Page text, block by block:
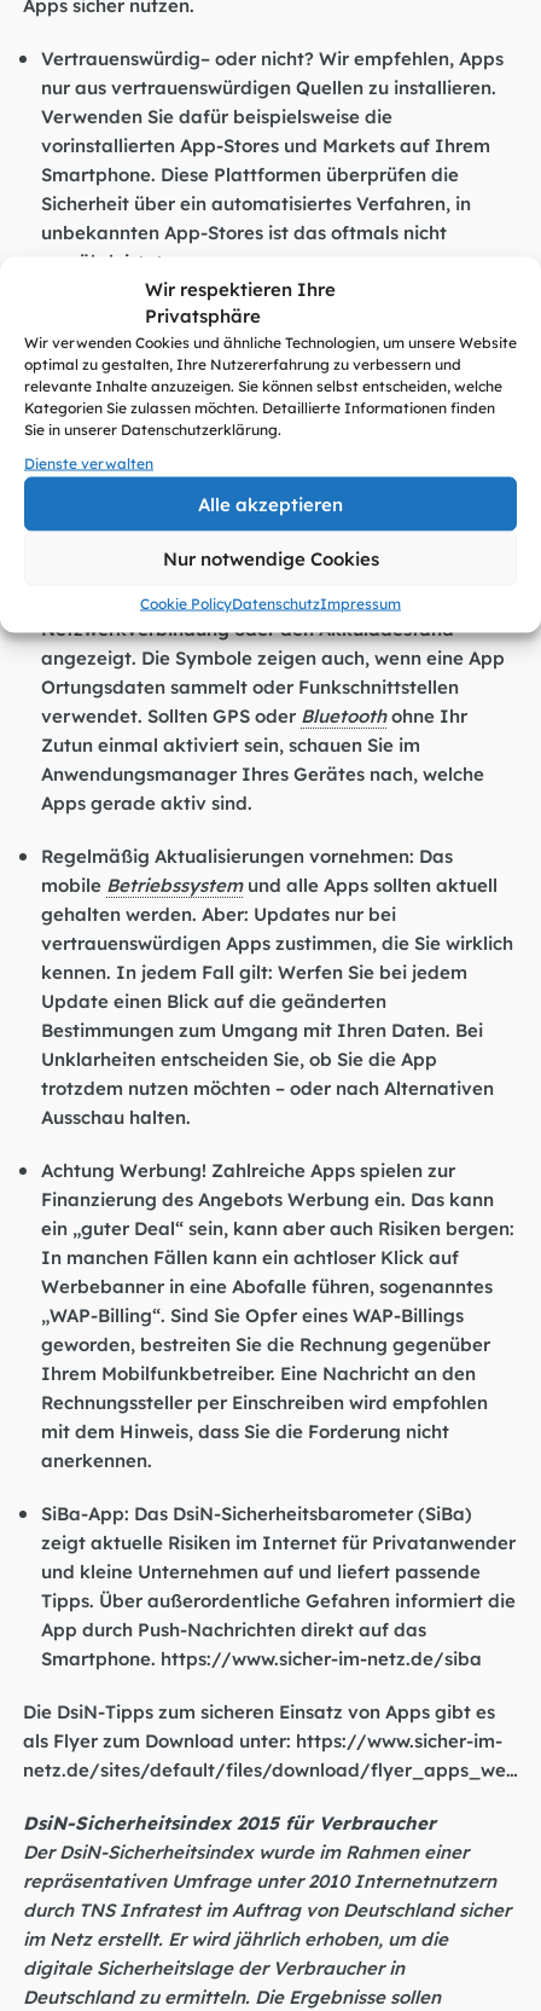
Wir respektieren Ihre
Privatsphäre
Wir verwenden Cookies und ähnliche Technologien, um unsere Website
optimal zu gestalten, Ihre Nutzererfahrung zu verbessern und
relevante Inhalte anzuzeigen. Sie können selbst entscheiden, welche
Kategorien Sie zulassen möchten. Detaillierte Informationen finden
Sie in unserer Datenschutzerklärung.
Dienste verwalten
Alle akzeptieren
Nur notwendige Cookies
Cookie PolicyDatenschutzImpressum
Vertrauenswürdig– oder nicht? Wir empfehlen, Apps
nur aus vertrauenswürdigen Quellen zu installieren.
Verwenden Sie dafür beispielsweise die
vorinstallierten App-Stores und Markets auf Ihrem
Smartphone. Diese Plattformen überprüfen die
Sicherheit über ein automatisiertes Verfahren, in
unbekannten App-Stores ist das oftmals nicht
gewährleistet.
Prüfen Sie den Zugriff der App auf Ihr System: Dies
können Sie über „Einstellungen“ meist einfach
einsehen. Nehmen Sie sich die Zeit, auch die
Allgemeinen Geschäftsbedingungen (AGBs) vor einer
Installation zu lesen. Wenn Sie nicht alles verstehen,
im Zweifel auch mal nach einer Alternative suchen.
Symbole richtig deuten: Beobachten Sie die
Diese können Sie am oberen Bildschirmrand
einsehen. Hier werden Informationen über die
Netzwerkverbindung oder den Akkuladestand
angezeigt. Die Symbole zeigen auch, wenn eine App
Ortungsdaten sammelt oder Funkschnittstellen
verwendet. Sollten GPS oder Bluetoothohne Ihr
Zutun einmal aktiviert sein, schauen Sie im
Anwendungsmanager Ihres Gerätes nach, welche
Apps gerade aktiv sind.
Regelmäßig Aktualisierungen vornehmen: Das
mobile Betriebssystemund alle Apps sollten aktuell
gehalten werden. Aber: Updates nur bei
vertrauenswürdigen Apps zustimmen, die Sie wirklich
kennen. In jedem Fall gilt: Werfen Sie bei jedem
Update einen Blick auf die geänderten
Bestimmungen zum Umgang mit Ihren Daten. Bei
Unklarheiten entscheiden Sie, ob Sie die App
trotzdem nutzen möchten – oder nach Alternativen
Ausschau halten.
Achtung Werbung! Zahlreiche Apps spielen zur
Finanzierung des Angebots Werbung ein. Das kann
ein „guter Deal“ sein, kann aber auch Risiken bergen:
In manchen Fällen kann ein achtloser Klick auf
Werbebanner in eine Abofalle führen, sogenanntes
„WAP-Billing“. Sind Sie Opfer eines WAP-Billings
geworden, bestreiten Sie die Rechnung gegenüber
Ihrem Mobilfunkbetreiber. Eine Nachricht an den
Rechnungssteller per Einschreiben wird empfohlen
mit dem Hinweis, dass Sie die Forderung nicht
anerkennen.
SiBa-App: Das DsiN-Sicherheitsbarometer (SiBa)
zeigt aktuelle Risiken im Internet für Privatanwender
und kleine Unternehmen auf und liefert passende
Tipps. Über außerordentliche Gefahren informiert die
App durch Push-Nachrichten direkt auf das
Smartphone. https://www.sicher-im-netz.de/siba
Die DsiN-Tipps zum sicheren Einsatz von Apps gibt es
als Flyer zum Download unter: https://www.sicher-im-
netz.de/sites/default/files/download/flyer_apps_we…
DsiN-Sicherheitsindex 2015 für Verbraucher
Der DsiN-Sicherheitsindex wurde im Rahmen einer
repräsentativen Umfrage unter 2010 Internetnutzern
durch TNS Infratest im Auftrag von Deutschland sicher
im Netz erstellt. Er wird jährlich erhoben, um die
digitale Sicherheitslage der Verbraucher in
Deutschland zu ermitteln. Die Ergebnisse sollen